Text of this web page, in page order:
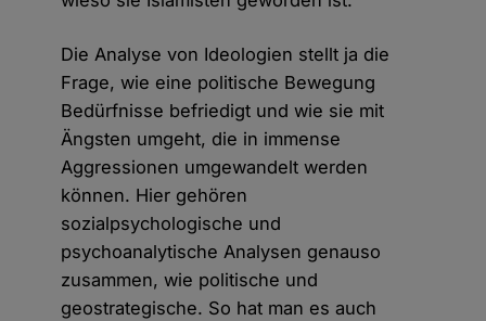
Die Analyse von Ideologien stellt ja die
Frage, wie eine politische Bewegung
Bedürfnisse befriedigt und wie sie mit
Ängsten umgeht, die in immense
Aggressionen umgewandelt werden
können. Hier gehören
sozialpsychologische und
psychoanalytische Analysen genauso
zusammen, wie politische und
geostrategische. So hat man es auch